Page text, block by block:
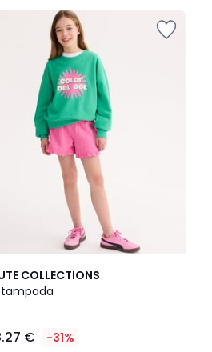
COLLECTIONS
€ -31%